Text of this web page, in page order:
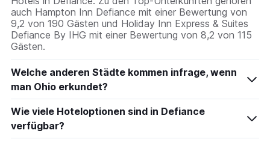
auch Hampton Inn Defiance mit einer Bewertung von
9,2 von 190 Gästen und Holiday Inn Express & Suites
Defiance By IHG mit einer Bewertung von 8,2 von 115
Gästen.
Welche anderen Städte kommen infrage, wenn
man Ohio erkundet?
Wie viele Hoteloptionen sind in Defiance
verfügbar?